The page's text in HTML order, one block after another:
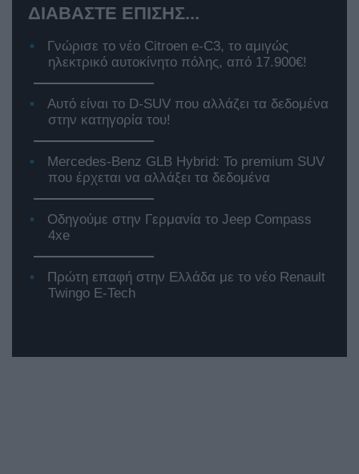
ΔΙΑΒΑΣΤΕ ΕΠΙΣΗΣ...
Γνώρισε το νέο Citroen e-C3, το αμιγώς
ηλεκτρικό αυτοκίνητο πόλης, από 17.900€!
Αυτό είναι το D-SUV που αλλάζει τα δεδομένα
στην κατηγορία του!
Mercedes-Benz GLB Hybrid: Το premium SUV
που έρχεται να αλλάξει τα δεδομένα
Οδηγούμε στην Γερμανία το Jeep Compass
4xe
Πρώτη επαφή στην Ελλάδα με το νέο Renault
Twingo E-Tech